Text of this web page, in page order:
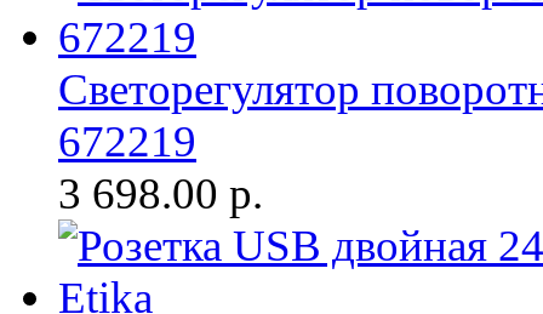
Светорегулятор
672219
3 698.00 р.